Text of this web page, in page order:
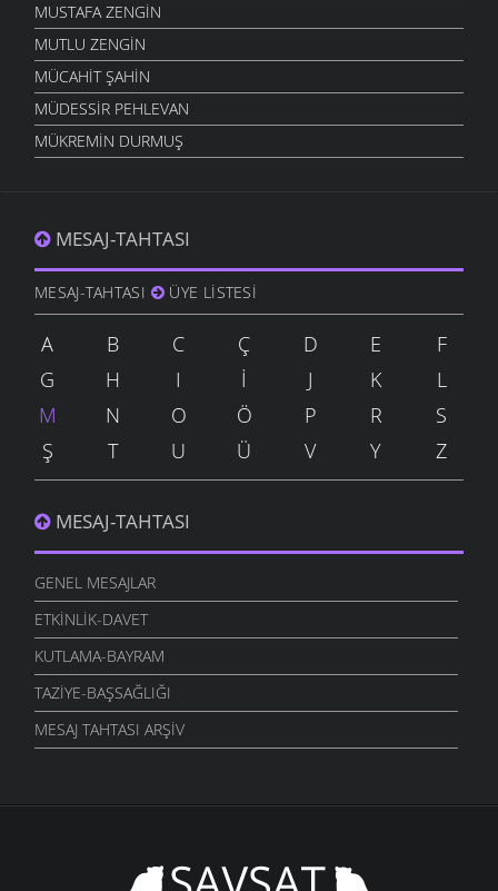
MUSTAFA ZENGIN
MUTLU ZENGIN
MÜCAHIT ŞAHIN
MÜDESSIR PEHLEVAN
MÜKREMIN DURMUŞ
MESAJ-TAHTASI
MESAJ-TAHTASI ÜYE LISTESI
A B C Ç D E
F
G
H I İ J K
L
M
N O Ö P R
S
Ş
T U Ü V Y Z
MESAJ-TAHTASI
GENEL MESAJLAR
ETKINLIK-DAVET
KUTLAMA-BAYRAM
TAZIYE-BAŞSAĞLIĞI
MESAJ TAHTASI ARŞIV